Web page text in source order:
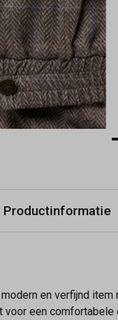
Productinformatie
en verfijnd
een comfortabele